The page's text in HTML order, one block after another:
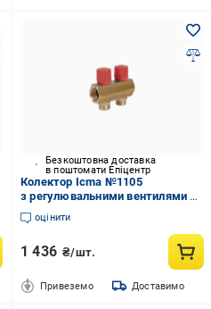
Безкоштовна доставка
в поштомати Епіцентр
Колектор Icma №1105
з регулювальними вентилями 1"
2 виходи Red (VD00049594)
оцінити
1 436 ₴/шт.
Привеземо Доставимо